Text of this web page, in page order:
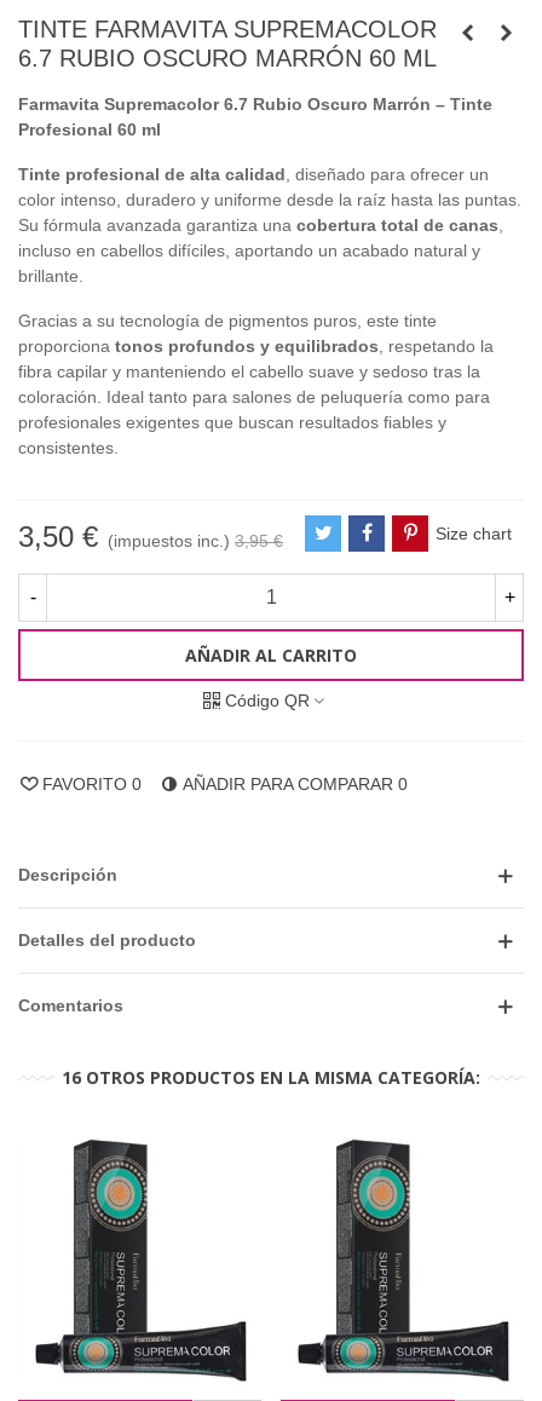
TINTE FARMAVITA SUPREMACOLOR
6.7 RUBIO OSCURO MARRÓN 60 ML
Farmavita Supremacolor 6.7 Rubio Oscuro Marrón – Tinte
Profesional 60 ml
Tinte profesional de alta calidad , diseñado para ofrecer un
color intenso, duradero y uniforme desde la raíz hasta las puntas.
Su fórmula avanzada garantiza una cobertura total de canas
incluso en cabellos difíciles, aportando un acabado natural y
brillante.
Gracias a su tecnología de pigmentos puros, este tinte
proporciona tonos profundos y equilibrados , respetando la
fibra capilar y manteniendo el cabello suave y sedoso tras la
coloración. Ideal tanto para salones de peluquería como para
profesionales exigentes que buscan resultados fiables y
consistentes.
3,50 € (impuestos inc.) 3,95 € Size chart
- +
AÑADIR AL CARRITO
Código QR
FAVORITO 0 AÑADIR PARA COMPARAR 0
Descripción
Detalles del producto
Comentarios
16 OTROS PRODUCTOS EN LA MISMA CATEGORÍA: